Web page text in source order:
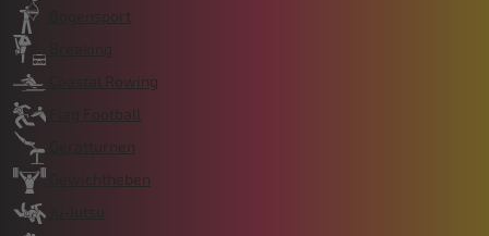
Bogensport
Breaking
Coastal Rowing
Flag Football
Gerätturnen
Gewichtheben
Ju-Jutsu